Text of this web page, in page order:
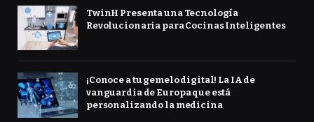
TwinH Presenta una Tecnología
Revolucionaria para Cocinas Inteligentes
¡Conoce a tu gemelo digital! La IA de
vanguardia de Europa que está
personalizando la medicina